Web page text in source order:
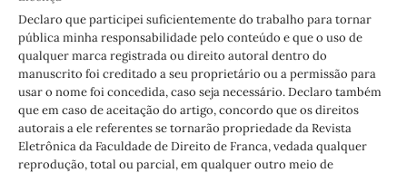
Declaro que participei suficientemente do trabalho para tornar
pública minha responsabilidade pelo conteúdo e que o uso de
qualquer marca registrada ou direito autoral dentro do
manuscrito foi creditado a seu proprietário ou a permissão para
usar o nome foi concedida, caso seja necessário. Declaro também
que em caso de aceitação do artigo, concordo que os direitos
autorais a ele referentes se tornarão propriedade da Revista
Eletrônica da Faculdade de Direito de Franca, vedada qualquer
reprodução, total ou parcial, em qualquer outro meio de